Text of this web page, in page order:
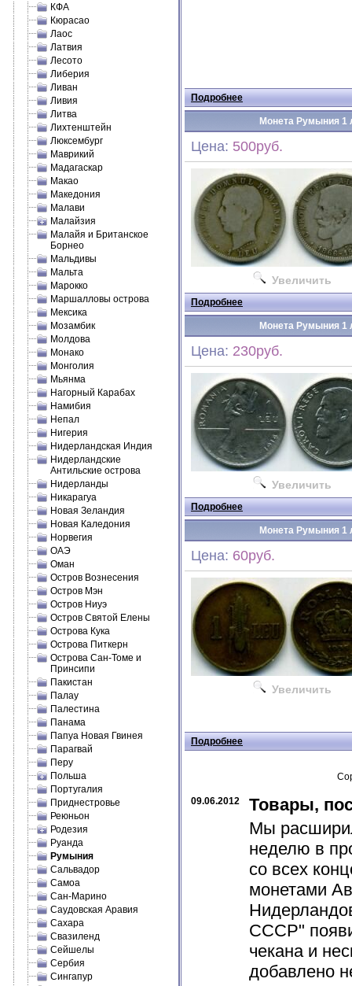
КФА
Кюрасао
Лаос
Латвия
Лесото
Либерия
Ливан
Ливия
Литва
Лихтенштейн
Люксембург
Маврикий
Мадагаскар
Макао
Македония
Малави
Малайзия
Малайя и Британское
Борнео
Мальдивы
Мальта
Марокко
Маршалловы острова
Мексика
Мозамбик
Молдова
Монако
Монголия
Мьянма
Нагорный Карабах
Намибия
Непал
Нигерия
Нидерландская Индия
Нидерландские
Антильские острова
Нидерланды
Никарагуа
Новая Зеландия
Новая Каледония
Норвегия
ОАЭ
Оман
Остров Вознесения
Остров Мэн
Остров Ниуэ
Остров Святой Елены
Острова Кука
Острова Питкерн
Острова Сан-Томе и
Принсипи
Пакистан
Палау
Палестина
Панама
Папуа Новая Гвинея
Парагвай
Перу
Польша
Португалия
Приднестровье
Реюньон
Родезия
Руанда
Румыния
Сальвадор
Самоа
Сан-Марино
Саудовская Аравия
Сахара
Свазиленд
Сейшелы
Сербия
Сингапур
Подробнее
Монета Румыния 1
Цена: 500руб.
Увеличить
Подробнее
Монета Румыния 1
Цена: 230руб.
Увеличить
Подробнее
Монета Румыния 1
Цена: 60руб.
Увеличить
Подробнее
09.06.2012
Товары,
Мы
неделю в
со всех
монетами
СССР"
чекана и
добавлено